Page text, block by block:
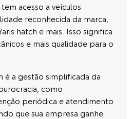
acesso a veículos
reconhecida da marca,
hatch e mais. Isso significa
e mais qualidade para o
é a gestão simplificada da
como
periódica e atendimento
que sua empresa ganhe